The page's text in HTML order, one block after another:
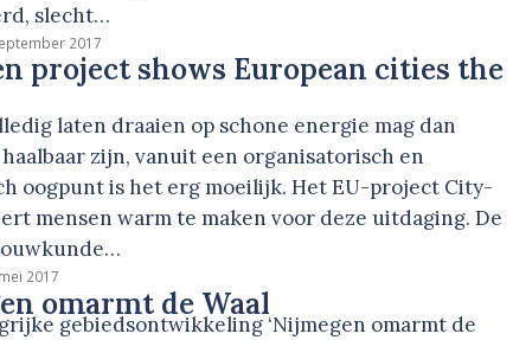
slecht…
2017
project shows European cities the
laten draaien op schone energie mag dan
zijn, vanuit een organisatorisch en
oogpunt is het erg moeilijk. Het EU-project City-
mensen warm te maken voor deze uitdaging. De
2017
omarmt de Waal
gebiedsontwikkeling ‘Nijmegen omarmt de